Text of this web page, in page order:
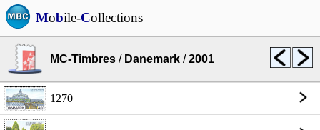
Mobile-Collections
MC-Timbres / Danemark /2001
1270